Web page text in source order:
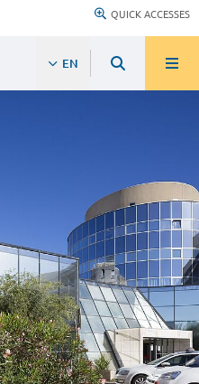
QUICK ACCESSES
EN